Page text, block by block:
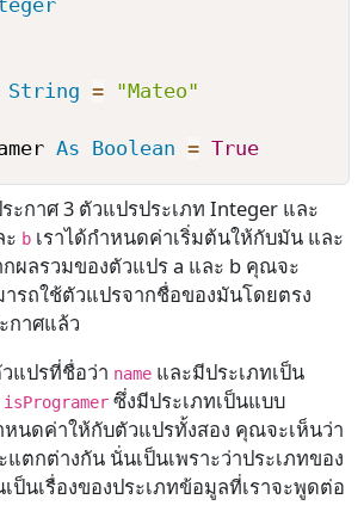
String = "Mateo"
As Boolean = True
ะกาศ 3 ตัวแปรประเภท Integer และ
b เราได้กำหนดค่าเริ่มต้นให้กับมัน และ
กผลรวมของตัวแปร a และ b คุณจะ
ารถใช้ตัวแปรจากชื่อของมันโดยตรง
กาศแล้ว
แปรที่ชื่อว่า name และมีประเภทเป็น
isProgramer ซึ่งมีประเภทเป็นแบบ
หนดค่าให้กับตัวแปรทั้งสอง คุณจะเห็นว่า
ตกต่างกัน นั่นเป็นเพราะว่าประเภทของ
ป็นเรื่องของประเภทข้อมูลที่เราจะพูดต่อ